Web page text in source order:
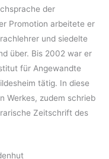
der
Promotion arbeitete er
und siedelte
über. Bis 2002 war er
für Angewandte
tätig. In diese
Werkes, zudem schrieb
Zeitschrift des